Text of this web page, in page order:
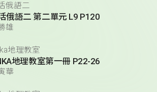
俄語二
俄語二 第二單元 L9 P120
雄
地理教室
地理教室第一冊 P22-26
華